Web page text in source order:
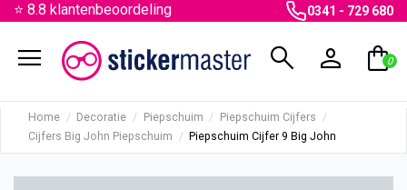
⭐ 8.8 klantenbeoordeling 0341 - 729 680
menu search person shopping_bag
0
Home Decoratie Piepschuim
Piepschuim Cijfers
Cijfers Big John Piepschuim
Piepschuim Cijfer 9 Big John